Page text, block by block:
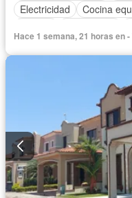
Electricidad
Cocina
Cuarto de servicio
Hace 1 semana, 21 horas en